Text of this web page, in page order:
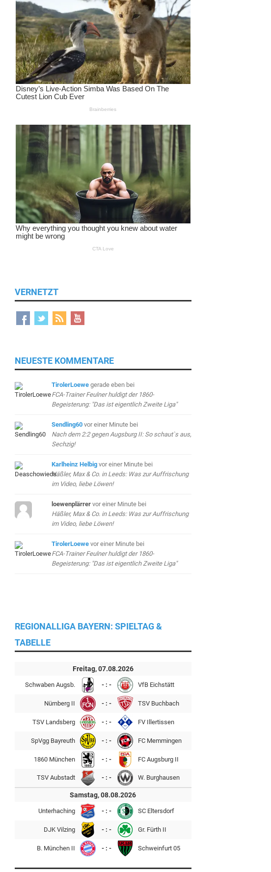
VERNETZT
NEUESTE KOMMENTARE
TirolerLoewe gerade ebenbei
FCA-Trainer Feulner huldigt der 1860-
Begeisterung: "Das ist eigentlich Zweite Liga"
Sendling60 vor einer Minutebei
Nach dem 2:2 gegen Augsburg II: So schaut`s aus,
Sechzig!
Karlheinz Helbig vor einer Minutebei
Häßler, Max & Co. in Leeds: Was zur Auffrischung
im Video, liebe Löwen!
loewenplärrer vor einer Minutebei
Häßler, Max & Co. in Leeds: Was zur Auffrischung
im Video, liebe Löwen!
TirolerLoewe vor einer Minutebei
FCA-Trainer Feulner huldigt der 1860-
Begeisterung: "Das ist eigentlich Zweite Liga"
REGIONALLIGA BAYERN: SPIELTAG &
TABELLE
Freitag, 07.08.2026
Schwaben Augsb. - : - VfB Eichstätt
Nürnberg II - : - TSV Buchbach
TSV Landsberg - : - FV Illertissen
SpVgg Bayreuth - : - FC Memmingen
1860 München - : - FC Augsburg II
TSV Aubstadt - : - W. Burghausen
Samstag, 08.08.2026
Unterhaching - : - SC Eltersdorf
DJK Vilzing - : - Gr. Fürth II
B. München II - : - Schweinfurt 05